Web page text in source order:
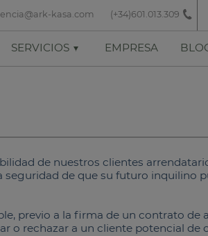
(+34)601.013.309
kasa.com
SERVICIOS EMPRESA
de nuestros clientes
de que su futuro inquilino
previo a la firma de un contrato de
o rechazar a un cliente potencial de